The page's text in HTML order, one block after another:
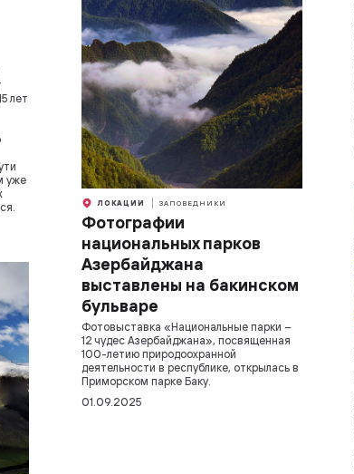
лет
уже
ЛОКАЦИИ ЗАПОВЕДНИКИ
Фотографии
национальных парков
Азербайджана
выставлены на бакинском
бульваре
Фотовыставка «Национальные парки –
12 чудес Азербайджана», посвященная
100-летию природоохранной
деятельности в республике, открылась в
Приморском парке Баку.
01.09.2025